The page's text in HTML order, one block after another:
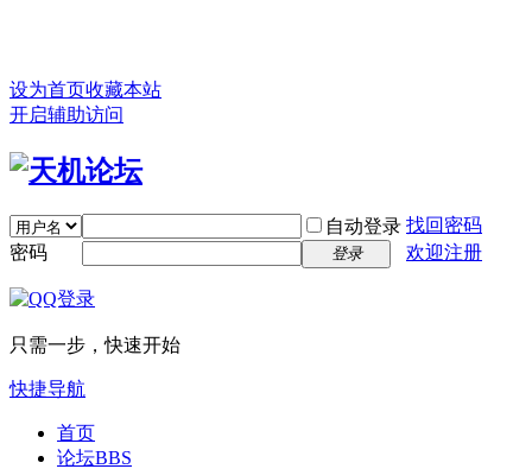
设为首页收藏本站
开启辅助访问
自动登录 找回密码
密码
登录 欢迎注册
只需一步，快速开始
快捷导航
首页
论坛BBS